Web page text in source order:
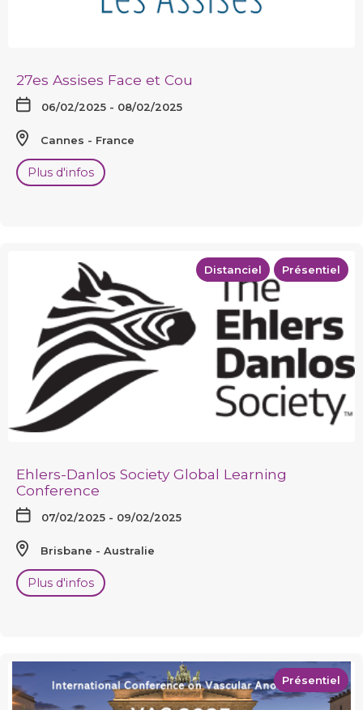
27es Assises Face et Cou
06/02/2025 - 08/02/2025
Cannes France
Plus d'infos
Distanciel Présentiel
Ehlers-Danlos Society Global Learning
Conference
07/02/2025 - 09/02/2025
Brisbane Australie
Plus d'infos
Présentiel